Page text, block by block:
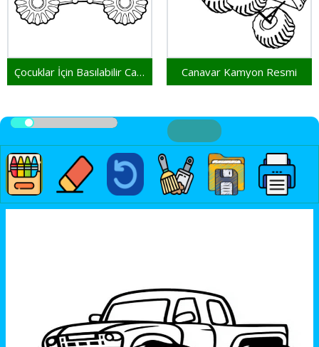
Çocuklar İçin Basılabilir Canavar Kamyon Canavar Kamyon Resmi